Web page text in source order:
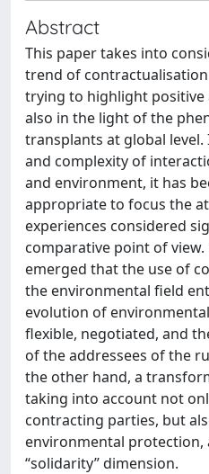
Abstract
This paper takes into
trend of
trying to highlight positive
also in the light of the
transplants at global
and complexity of
and environment, it has
appropriate to focus the
experiences considered
comparative point of
emerged that the use of
the environmental field
evolution of
flexible, negotiated, and
of the addressees of the
the other hand, a
taking into account not
contracting parties, but
environmental protection,
“solidarity” dimension.